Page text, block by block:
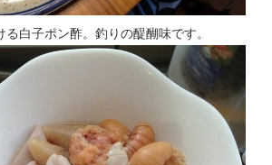
白子ポン酢。釣りの醍醐味です。